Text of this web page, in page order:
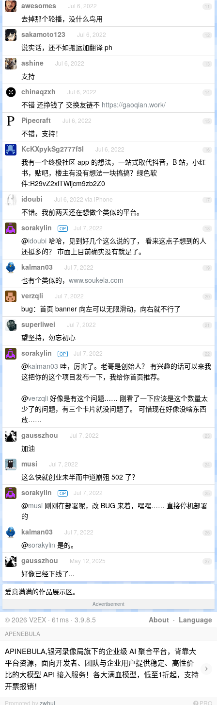
11
awesomes Jul 6, 2022
去掉那个轮播，没什么鸟用
12
sakamoto123 Jul 6, 2022
说实话，还不如搬运加翻译 ph
13
ashine Jul 6, 2022
支持
14
chinaqzxh Jul 6, 2022
不错 还挣钱了 交换友链不 https://gaoqian.work/
15
Pipecraft Jul 6, 2022
不错，支持！
16
KcKXpykSg2777f5I Jul 6, 2022
我有一个终极社区 app 的想法，一站式取代抖音，B 站，小红
书，贴吧，楼主有没有想法一块搞搞？绿色软
件:R29vZ2xlTWljcm9zb2Z0
17
idoubi Jul 6, 2022 via iPhone
不错。我前两天还在想做个类似的平台。
18
sorakylin OP Jul 7, 2022
@idoubi 哈哈，见到好几个这么说的了， 看来这点子想到的人
还挺多的？ 市面上目前确实没有就是了。
19
kalman03 Jul 7, 2022
也有个类似的， www.soukela.com
20
verzqli Jul 7, 2022
bug：首页 banner 向左可以无限滑动，向右就不行了
21
superliwei Jul 7, 2022
望坚持，勿忘初心
22
sorakylin OP Jul 7, 2022
@kalman03 哇，厉害了。老哥是创始人？ 有兴趣的话可以来我
这把你的这个项目发布一下，我给你首页推荐。
@verzqli 好像是有这个问题…… 刚看了一下应该是这个数量太
少了的问题，有三个卡片就没问题了。 可惜现在好像没啥东西
放……
23
gausszhou Jul 7, 2022
加油
24
musi Jul 7, 2022
这么快就创业未半而中道崩殂 502 了？
25
sorakylin OP Jul 7, 2022
@musi 刚刚在部署呢，改 BUG 来着，嘿嘿…… 直接停机部署
的
26
kalman03 Jul 7, 2022
@sorakylin 是的。
27
gausszhou May 12, 2025
好像已经下线了...
爱意满满的作品展示区。
Advertisement
About · Language
© 2026 V2EX · 61ms · 3.9.8.5
APENEBULA
APINEBULA,银河录像局旗下的企业级 AI 聚合平台，背靠大
平台资源，面向开发者、团队与企业用户提供稳定、高性价
比的大模型 API 接入服务！各大满血模型，低至1折起，支持
开票报销！
›
Promoted byzwhui PRO